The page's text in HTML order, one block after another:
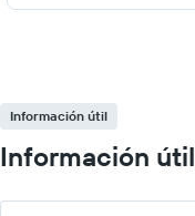
Información útil
Información útil